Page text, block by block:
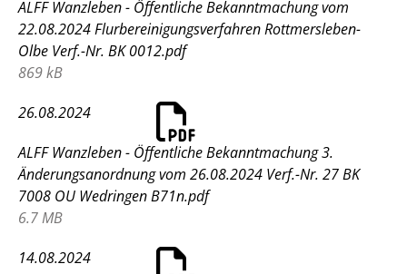
ALFF Wanzleben - Öffentliche Bekanntmachung vom
22.08.2024 Flurbereinigungsverfahren Rottmersleben-
Olbe Verf.-Nr. BK 0012.pdf
869 kB
26.08.2024
ALFF Wanzleben - Öffentliche Bekanntmachung 3.
Änderungsanordnung vom 26.08.2024 Verf.-Nr. 27 BK
7008 OU Wedringen B71n.pdf
6.7 MB
14.08.2024